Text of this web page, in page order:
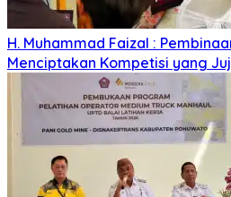
H. Muhammad Faizal :
Menciptakan Kompetisi yang